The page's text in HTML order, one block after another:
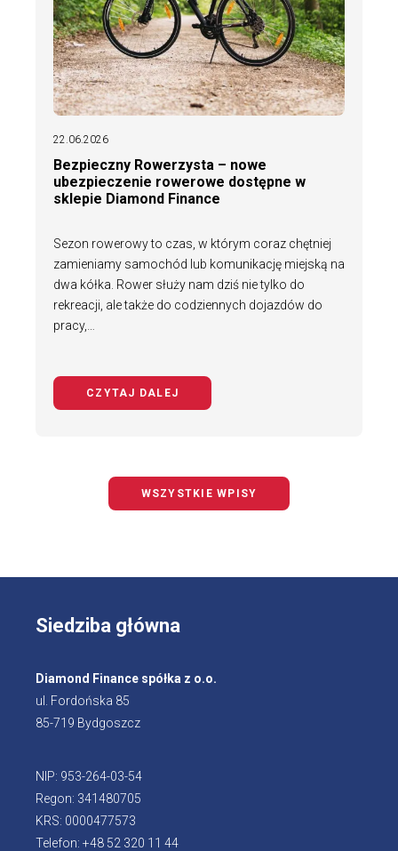
22.06.2026
Bezpieczny Rowerzysta – nowe
ubezpieczenie rowerowe dostępne w
sklepie Diamond Finance
Sezon rowerowy to czas, w którym coraz chętniej
zamieniamy samochód lub komunikację miejską na
dwa kółka. Rower służy nam dziś nie tylko do
rekreacji, ale także do codziennych dojazdów do
pracy,…
CZYTAJ DALEJ
WSZYSTKIE WPISY
Siedziba główna
Diamond Finance spółka z o.o.
ul. Fordońska 85
85-719 Bydgoszcz
NIP: 953-264-03-54
Regon: 341480705
KRS: 0000477573
Telefon: +48 52 320 11 44